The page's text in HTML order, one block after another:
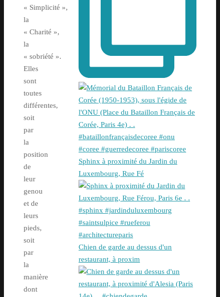
« Simplicité »,
la
« Charité »,
la
« sobriété ».
Elles
sont
toutes
différentes,
soit
par
la
position
de
leur
genou
et de
leurs
pieds,
soit
par
la
manière
dont
Sphinx à proximité du Jardin du
Luxembourg, Rue Fé
Chien de garde au dessus d'un
restaurant, à proxim